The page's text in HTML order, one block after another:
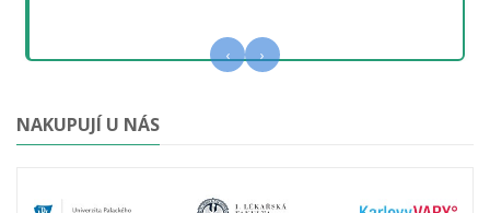
‹ ›
NAKUPUJÍ U NÁS